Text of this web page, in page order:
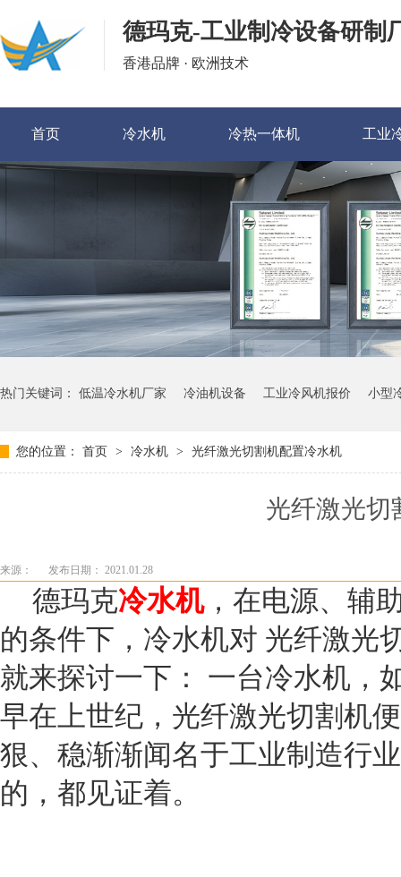
德玛克-工业制冷设备研制
香港品牌 · 欧洲技术
首页 冷水机 冷热一体机 工业
热门关键词： 低温冷水机厂家 冷油机设备 工业冷风机报价 小型
您的位置： 首页 > 冷水机 > 光纤激光切割机配置冷水机
光纤激光切
来源： 发布日期： 2021.01.28
德玛克冷水机，在电源、辅
的条件下，冷水机对 光纤激光
就来探讨一下：
一台冷水机，
早在上世纪，光纤激光切割机
狠、稳渐渐闻名于工业制造行
的，都见证着。